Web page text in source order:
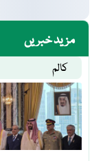
مزید خبریں
کالم